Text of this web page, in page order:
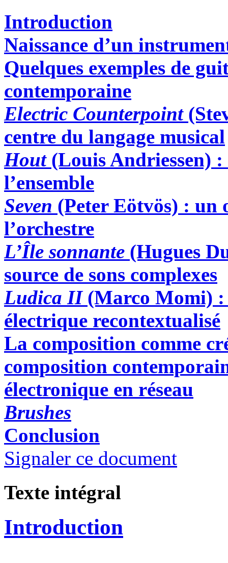
Introduction
Naissance d’un
Quelques exemples de
contemporaine
Electric Counterpoint
centre du langage musical
Hout(Louis Andriessen) :
l’ensemble
Seven (Peter Eötvös) : un
l’orchestre
L’Île sonnante (Hugues
source de sons complexes
Ludica II(Marco Momi) :
électrique recontextualisé
La composition comme
composition
électronique en réseau
Brushes
Conclusion
Signaler ce document
Texte intégral
Introduction